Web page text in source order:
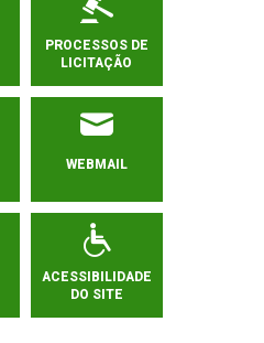
PROCESSOS DE
LICITAÇÃO
WEBMAIL
ACESSIBILIDADE
DO SITE